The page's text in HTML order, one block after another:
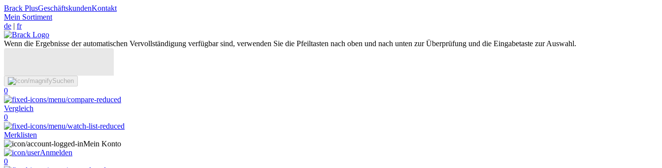
Brack PlusGeschäftskundenKontakt
Mein Sortiment
de | fr
Wenn die Ergebnisse der automatischen Vervollständigung verfügbar sind, verwenden Sie die Pfeiltasten nach oben und nach unten zur Überprüfung und die Eingabetaste zur Auswahl.
Suchen
0
Vergleich
0
Merklisten
Mein Konto
Anmelden
0